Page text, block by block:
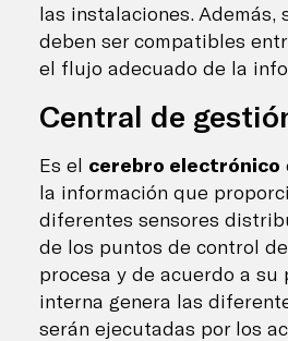
las instalaciones. Además,
deben ser compatibles
el flujo adecuado de la
Central de
Es el cerebro electrónico
la información que
diferentes sensores
de los puntos de control
procesa y de acuerdo a su
interna genera las
serán ejecutadas por los